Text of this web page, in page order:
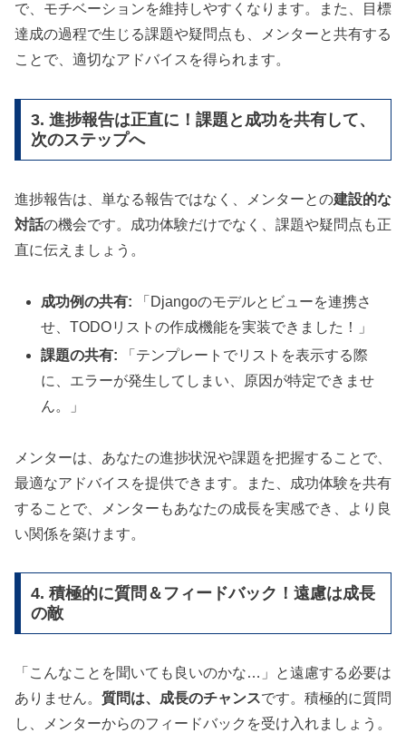
で、モチベーションを維持しやすくなります。また、目標
達成の過程で生じる課題や疑問点も、メンターと共有する
ことで、適切なアドバイスを得られます。
3. 進捗報告は正直に！課題と成功を共有して、
次のステップへ
進捗報告は、単なる報告ではなく、メンターとの建設的な
対話の機会です。成功体験だけでなく、課題や疑問点も正
直に伝えましょう。
成功例の共有: 「Djangoのモデルとビューを連携さ
せ、TODOリストの作成機能を実装できました！」
課題の共有: 「テンプレートでリストを表示する際
に、エラーが発生してしまい、原因が特定できませ
ん。」
メンターは、あなたの進捗状況や課題を把握することで、
最適なアドバイスを提供できます。また、成功体験を共有
することで、メンターもあなたの成長を実感でき、より良
い関係を築けます。
4. 積極的に質問＆フィードバック！遠慮は成長
の敵
「こんなことを聞いても良いのかな…」と遠慮する必要は
ありません。 質問は、成長のチャンスです。積極的に質問
し、メンターからのフィードバックを受け入れましょう。